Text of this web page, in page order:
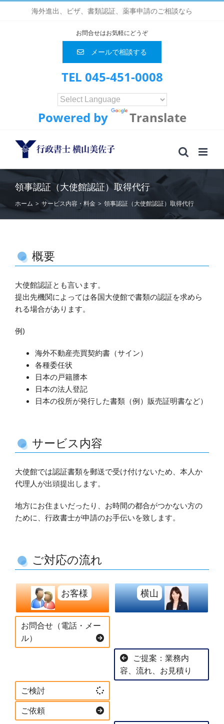
海外進出、ビザ、書類認証、薬事申請のご相談なら
お問合せはお気軽にどうぞ
メールで相談する
TEL 045-451-0008
Powered by Translate
領事認証（大使館認証）取得代行
ホーム > サービス内容・料金 > 領事認証（大使館認証）取得代行
概要
大使館認証とも言います。
提出先機関によっては各国大使館で書類の認証を求めら
れる場合があります。
例)
海外不動産売買契約書（サイン）
各種委任状
日本の戸籍謄本
日本の法人登記
日本の役所が発行した書類（例）販売証明書など）
サービス内容
大使館では認証書類を郵送で受け付けないため、本人か
代理人が出頭提出します。
地方にお住まいだったり、お時間の都合がつかない方の
ために、行政書士が申請のお手伝いを致します。
ご対応の流れ
お客様 横山
お問合せ（電話・メー
ル）
ご提案：業務内
容、流れ、お見積り
ご検討
ご依頼